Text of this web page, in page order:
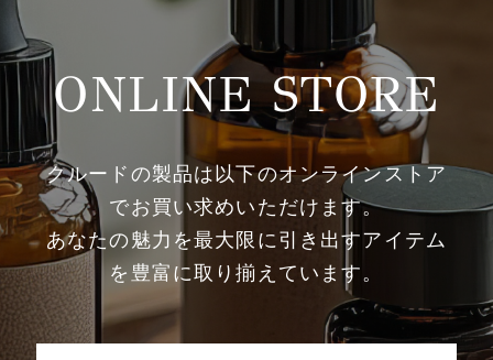
ONLINE STORE
クルードの製品は以下のオンラインストア
でお買い求めいただけます。
あなたの魅力を最大限に引き出すアイテム
を豊富に取り揃えています。